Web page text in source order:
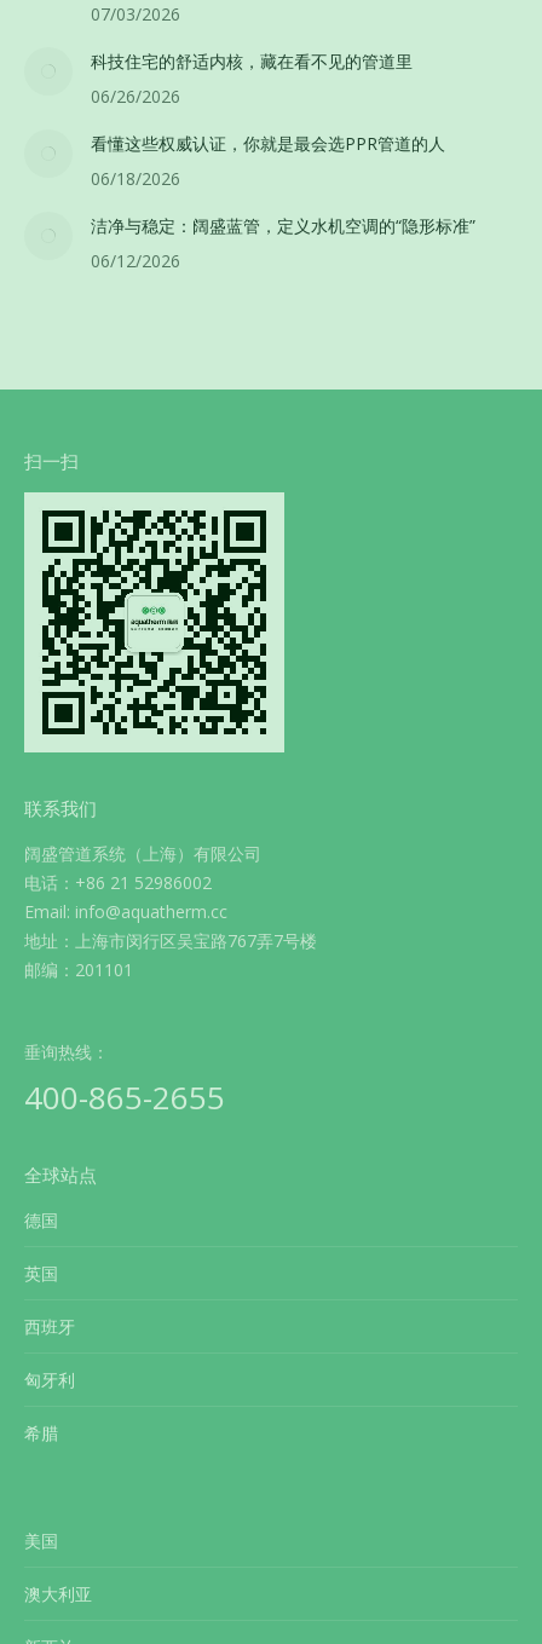
07/03/2026
科技住宅的舒适内核，藏在看不见的管道里
06/26/2026
看懂这些权威认证，你就是最会选PPR管道的人
06/18/2026
洁净与稳定：阔盛蓝管，定义水机空调的“隐形标准”
06/12/2026
扫一扫
联系我们
阔盛管道系统（上海）有限公司
电话：+86 21 52986002
Email: info@aquatherm.cc
地址：上海市闵行区吴宝路767弄7号楼
邮编：201101
垂询热线：
400-865-2655
全球站点
德国
英国
西班牙
匈牙利
希腊
美国
澳大利亚